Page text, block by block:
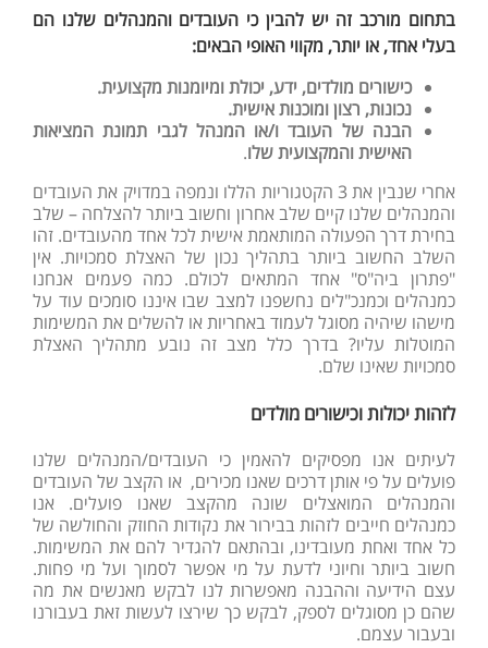
בתחום מורכב זה יש להבין כי העובדים והמנהלים שלנו הם
בעלי אחד, או יותר, מקווי האופי הבאים:
כישורים מולדים, ידע, יכולת ומיומנות מקצועית.
נכונות, רצון ומוכנות אישית.
הבנה של העובד ו/או המנהל לגבי תמונת המציאות
האישית והמקצועית שלו.
אחרי שנבין את 3 הקטגוריות הללו ונמפה במדויק את העובדים
והמנהלים שלנו קיים שלב אחרון וחשוב ביותר להצלחה – שלב
בחירת דרך הפעולה המותאמת אישית לכל אחד מהעובדים. זהו
השלב החשוב ביותר בתהליך נכון של האצלת סמכויות. אין
"פתרון ביה"ס" אחד המתאים לכולם. כמה פעמים אנחנו
כמנהלים וכמנכ"לים נחשפנו למצב שבו איננו סומכים עוד על
מישהו שיהיה מסוגל לעמוד באחריות או להשלים את המשימות
המוטלות עליו? בדרך כלל מצב זה נובע מתהליך האצלת
סמכויות שאינו שלם.
לזהות יכולות וכישורים מולדים
לעיתים אנו מפסיקים להאמין כי העובדים/המנהלים שלנו
פועלים על פי אותן דרכים שאנו מכירים, או הקצב של העובדים
והמנהלים המואצלים שונה מהקצב שאנו פועלים. אנו
כמנהלים חייבים לזהות בבירור את נקודות החוזק והחולשה של
כל אחד ואחת מעובדינו, ובהתאם להגדיר להם את המשימות.
חשוב ביותר וחיוני לדעת על מי אפשר לסמוך ועל מי פחות.
עצם הידיעה וההבנה מאפשרות לנו לבקש מאנשים את מה
שהם כן מסוגלים לספק, לבקש כך שירצו לעשות זאת בעבורנו
ובעבור עצמם.